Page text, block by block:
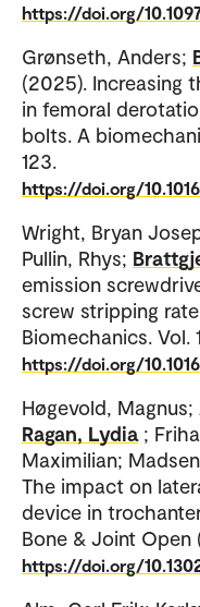
https://doi.org/
Grønseth, Anders;
(2025). Increasing
in femoral
bolts. A
123.
https://doi.org/
Wright, Bryan
Pullin, Rhys;
emission
screw stripping
Biomechanics. Vol.
https://doi.org/
Høgevold,
Ragan, Lydia ;
Maximilian;
The impact on
device in
Bone & Joint Open
https://doi.org/